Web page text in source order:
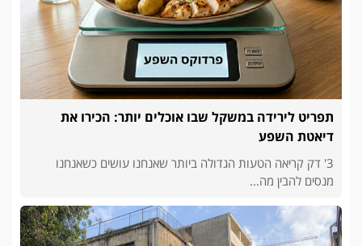
תפריט לירידה במשקל שבו אוכלים יותר: הכירו את
דיאטת השפע
3' דק קריאה הטעות הגדולה ביותר שאנחנו עושים כשאנחנו
מנסים להבין מה...